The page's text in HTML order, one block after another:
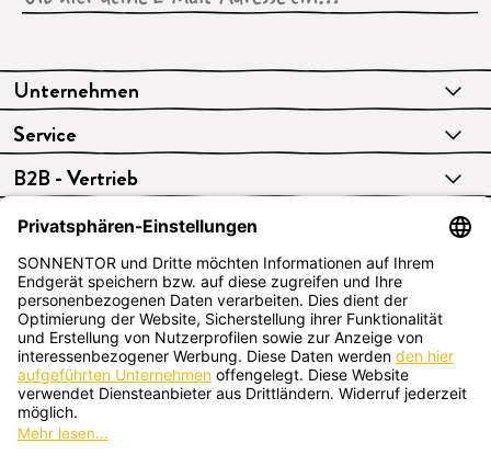
Unternehmen
Service
B2B - Vertrieb
Deutsch
SONNENTOR Kräuterhandels GMBH
Sprögnitz 10, 3913 Sprögnitz, Österreich